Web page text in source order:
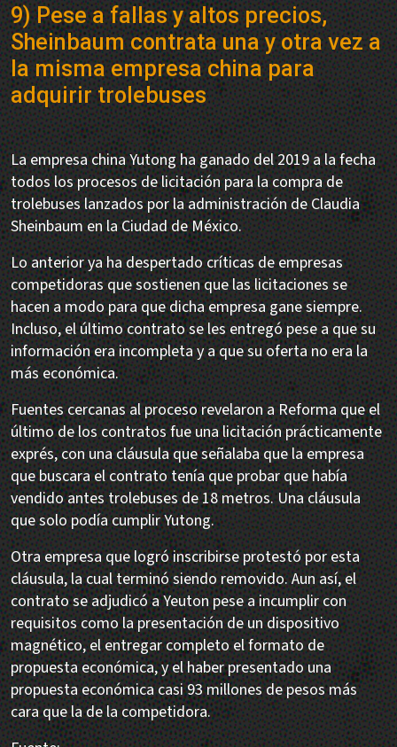
9) Pese a fallas y altos precios,
Sheinbaum contrata una y otra vez a
la misma empresa china para
adquirir trolebuses
La empresa china Yutong ha ganado del 2019 a la fecha
todos los procesos de licitación para la compra de
trolebuses lanzados por la administración de Claudia
Sheinbaum en la Ciudad de México.
Lo anterior ya ha despertado críticas de empresas
competidoras que sostienen que las licitaciones se
hacen a modo para que dicha empresa gane siempre.
Incluso, el último contrato se les entregó pese a que su
información era incompleta y a que su oferta no era la
más económica.
Fuentes cercanas al proceso revelaron a Reforma que el
último de los contratos fue una licitación prácticamente
exprés, con una cláusula que señalaba que la empresa
que buscara el contrato tenía que probar que había
vendido antes trolebuses de 18 metros. Una cláusula
que solo podía cumplir Yutong.
Otra empresa que logró inscribirse protestó por esta
cláusula, la cual terminó siendo removido. Aun así, el
contrato se adjudicó a Yeuton pese a incumplir con
requisitos como la presentación de un dispositivo
magnético, el entregar completo el formato de
propuesta económica, y el haber presentado una
propuesta económica casi 93 millones de pesos más
cara que la de la competidora.